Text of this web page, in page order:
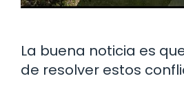
La buena noticia es
de resolver estos